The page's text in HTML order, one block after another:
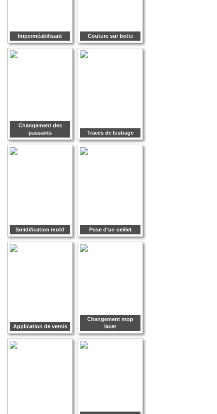
Imperméabilisant Couture sur botte
Changement des
passants
Traces de lustrage
Solidification motif Pose d'un oeillet
Application de vernis
Changement stop
lacet